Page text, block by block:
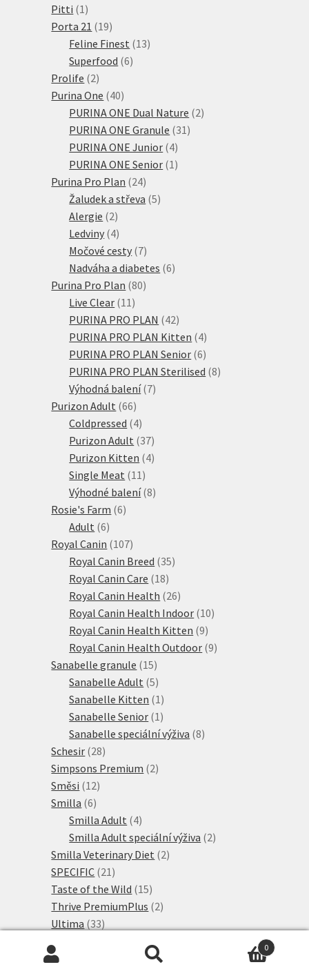
Pitti 1 1
produkt
Porta 21 1919
produktů
Feline Finest 1313
Superfood 66
Prolife 22
produkty
Purina One 4040
produktů
PURINA ONE Dual Nature 22
PURINA ONE Granule 31 31
PURINA ONE Junior 44
produkty
PURINA ONE Senior 1 1
Purina Pro Plan 2424
produktů
Žaludek a střeva 55
Alergie 22
produkty
Ledviny 44
produkty
Močové cesty 77
produktů
Nadváha a diabetes 66
Purina Pro Plan 8080
Live Clear 11 11
produktů
PURINA PRO PLAN 4242
produktů
PURINA PRO PLAN Kitten 44
produkty
PURINA PRO PLAN Senior 66
produktů
PURINA PRO PLAN Sterilised 88
Výhodná balení 77
Purizon Adult 6666
produktů
Coldpressed 44
produkty
Purizon Adult 3737
produktů
Purizon Kitten 44
Single Meat 11 11
produktů
Výhodné balení 88
Rosie's Farm 66
Adult 66
produktů
Royal Canin 107107
produktů
Royal Canin Breed 3535
Royal Canin Care 1818
produktů
Royal Canin Health 2626
produktů
Royal Canin Health Indoor 1010
Royal Canin Health Kitten 99
produktů
Royal Canin Health Outdoor 99
Sanabelle granule 1515
produktů
Sanabelle Adult 55
produktů
Sanabelle Kitten 1 1
produkt
Sanabelle Senior 1 1
produkt
Sanabelle speciální výživa 88
Schesir 2828
produktů
Simpsons Premium 22
Směsi 1212
Smilla 66
produktů
Smilla Adult 44
produkty
Smilla Adult speciální výživa 22
Smilla Veterinary Diet 22
SPECIFIC 21 21
produktů
Taste of the Wild 1515
produktů
Thrive PremiumPlus 22
Ultima 3333
produktů
Speciální krmivo 66
0